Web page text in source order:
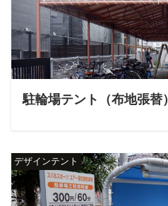
駐輪場テント（布地張替）
デザインテント